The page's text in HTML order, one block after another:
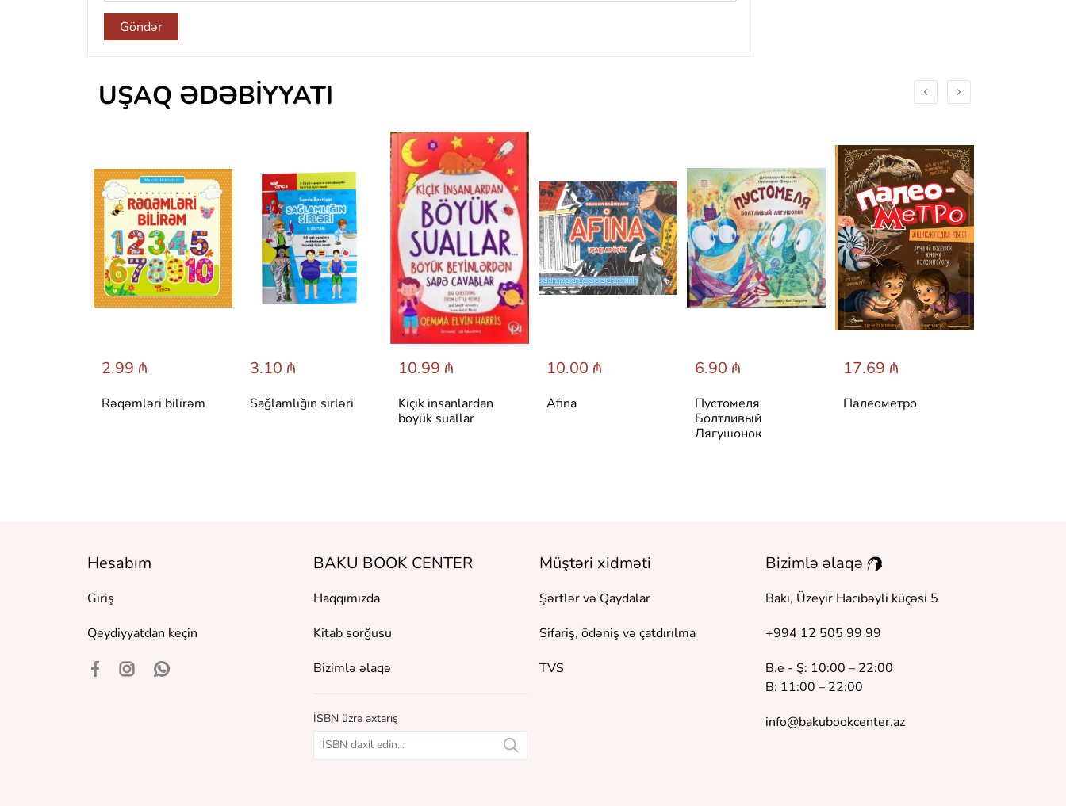
Göndər
UŞAQ ƏDƏBIYYATI
2.99 ₼
Rəqəmləri bilirəm
3.10 ₼
Sağlamlığın sirləri
10.99 ₼
Kiçik insanlardan
böyük suallar
10.00 ₼
Afina
6.90 ₼
Пустомеля
Болтливый
Лягушонок
17.69 ₼
Палеометро
Hesabım
Giriş
Qeydiyyatdan keçin
BAKU BOOK CENTER
Haqqımızda
Kitab sorğusu
Bizimlə əlaqə
İSBN üzrə axtarış
Müştəri xidməti
Şərtlər və Qaydalar
Sifariş, ödəniş və çatdırılma
TVS
Bizimlə əlaqə
Bakı, Üzeyir Hacıbəyli küçəsi 5
+994 12 505 99 99
B.e - Ş: 10:00 – 22:00
B: 11:00 – 22:00
info@bakubookcenter.az